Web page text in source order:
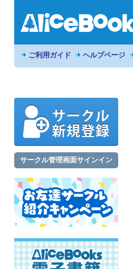
ご利用ガイド ヘルプページ
サークル管理画面サインイン